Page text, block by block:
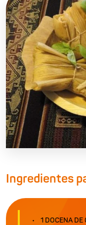
Ingredientes
1 DOCENA